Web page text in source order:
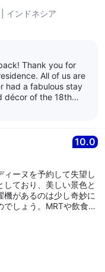
インドネシア
All of us are
had a fabulous stay
décor of the 18th
you stayed in. . It is
facilities and
fuelling our passion
and your family
you back soon
both of you well.
10.0
ーヌを予約して失望し
ており、美しい景色と
があるのは少し奇妙に
しょう。MRTや飲食店